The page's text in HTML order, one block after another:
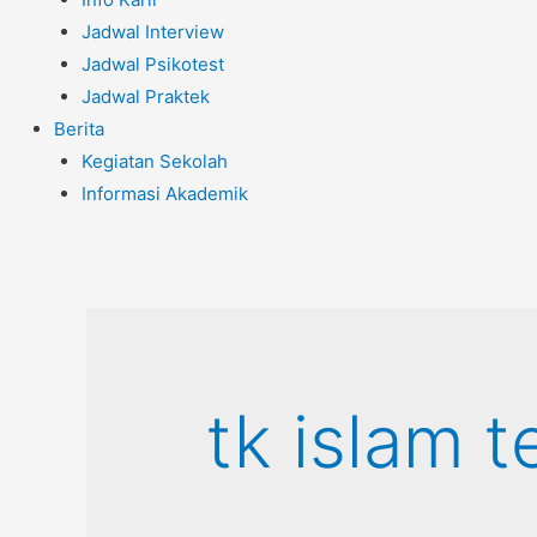
Jadwal Interview
Jadwal Psikotest
Jadwal Praktek
Berita
Kegiatan Sekolah
Informasi Akademik
tk islam